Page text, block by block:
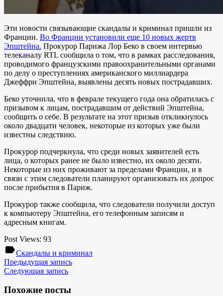
Эти новости связывающие скандалы и криминал пришли из
Франции. Во Франции установили еще 10 новых жертв
Эпштейна. Прокурор Парижа Лор Беко в своем интервью
телеканалу RTL сообщила о том, что в рамках расследования,
проводимого французскими правоохранительными органами
по делу о преступлениях американского миллиардера
Джеффри Эпштейна, выявлены десять новых пострадавших.
Беко уточнила, что в феврале текущего года она обратилась с
призывом к лицам, пострадавшим от действий Эпштейна,
сообщить о себе. В результате на этот призыв откликнулось
около двадцати человек, некоторые из которых уже были
известны следствию.
Прокурор подчеркнула, что среди новых заявителей есть
лица, о которых ранее не было известно, их около десяти.
Некоторые из них проживают за пределами Франции, и в
связи с этим следователи планируют организовать их допрос
после прибытия в Париж.
Прокурор также сообщила, что следователи получили доступ
к компьютеру Эпштейна, его телефонным записям и
адресным книгам.
Post Views: 93
labelСкандалы и криминал
Предыдущая запись
Следующая запись
Похожие посты